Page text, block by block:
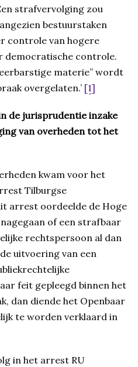
strafvervolging zou
bestuurstaken
controle van hogere
democratische controle.
materie” wordt
overgelaten.’ [1]
de jurisprudentie inzake
van overheden tot het
kwam voor het
Tilburgse
arrest oordeelde de Hoge
of een strafbaar
rechtspersoon al dan
uitvoering van een
feit gepleegd binnen het
dan diende het Openbaar
te worden verklaard in
in het arrest RU